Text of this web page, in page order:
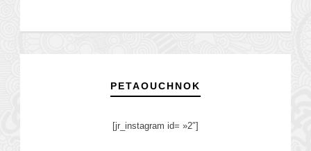
PETAOUCHNOK
[jr_instagram id= »2″]